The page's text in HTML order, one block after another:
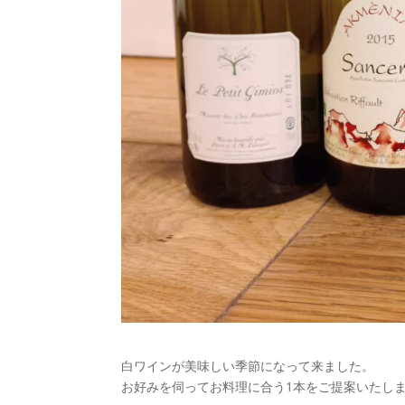
白ワインが美味しい季節になって来ました。
お好みを伺ってお料理に合う1本をご提案いたし